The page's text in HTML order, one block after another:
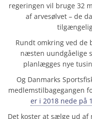
regeringen vil bruge 32
af arvesølvet – de
Rundt omkring ved de
næsten uundgåelige
planlægges nye
Og Danmarks
medlemstilbagegangen
er i 2018 nede på
Det koster at sælge ud af